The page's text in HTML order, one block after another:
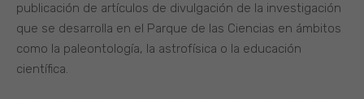
publicación de artículos de divulgación de la investigación
que se desarrolla en el Parque de las Ciencias en ámbitos
como la paleontología, la astrofísica o la educación
científica.